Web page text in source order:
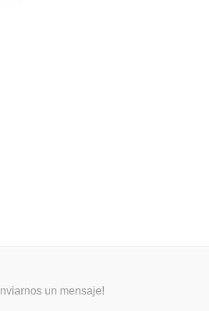
un mensaje!